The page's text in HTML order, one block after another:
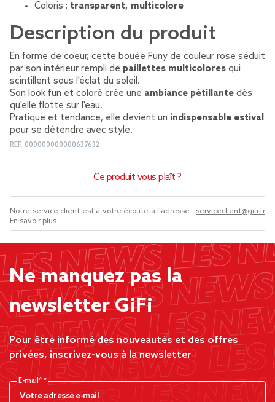
Coloris : transparent, multicolore
Description du produit
En forme de coeur, cette bouée Funy de couleur rose séduit
par son intérieur rempli de paillettes multicolores qui
scintillent sous l'éclat du soleil.
Son look fun et coloré crée une ambiance pétillante dès
qu'elle flotte sur l'eau.
Pratique et tendance, elle devient un indispensable estival
pour se détendre avec style.
REF. 000000000000637632
Ce produit vous plaît ?
Notre service client est à votre écoute à l'adresse : serviceclient@gifi.fr
En savoir plus...
Ne manquez pas la
newsletter GiFi
Pour être informé des nouveautés et des offres
privées, inscrivez-vous à la newsletter
E-mail*